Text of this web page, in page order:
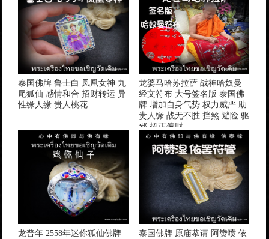
泰国佛牌 鲁士白 凤凰女神 九
尾狐仙 感情和合 招财转运 异
性缘人缘 贵人桃花
龙婆马哈苏拉萨 战神哈奴曼
经文符布 大号签名版 泰国佛
牌 增加自身气势 权力威严 助
贵人缘 战无不胜 挡煞 避险 驱
邪 招正偏财
龙普年 2558年迷你狐仙佛牌
泰国佛牌 原庙恭请 阿赞喷 依